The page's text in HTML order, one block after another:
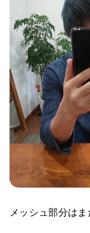
メッシュ部分はま